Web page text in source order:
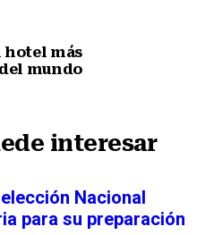
hotel más
mundo
interesar
Nacional
para su preparación